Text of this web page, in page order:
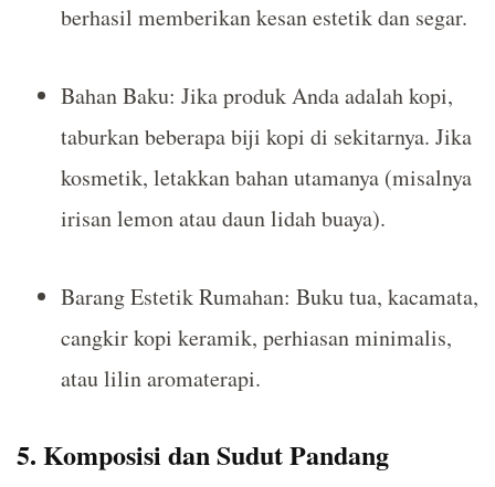
berhasil memberikan kesan estetik dan segar.
Bahan Baku: Jika produk Anda adalah kopi,
taburkan beberapa biji kopi di sekitarnya. Jika
kosmetik, letakkan bahan utamanya (misalnya
irisan lemon atau daun lidah buaya).
Barang Estetik Rumahan: Buku tua, kacamata,
cangkir kopi keramik, perhiasan minimalis,
atau lilin aromaterapi.
5. Komposisi dan Sudut Pandang